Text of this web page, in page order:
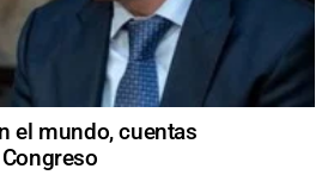
el mundo, cuentas